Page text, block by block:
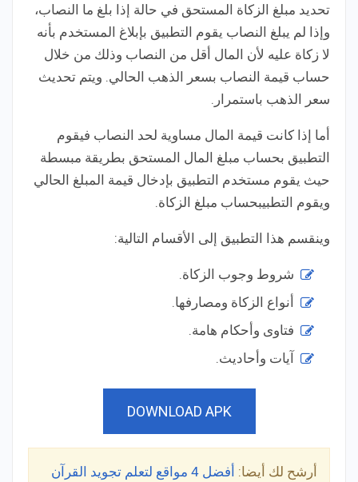
تحديد مبلغ الزكاة المستحق في حالة إذا بلغ ما النصاب،
وإذا لم يبلغ النصاب يقوم التطبيق بإبلاغ المستخدم بأنه
لا زكاة عليه لأن المال أقل من النصاب وذلك من خلال
حساب قيمة النصاب بسعر الذهب الحالي. ويتم تحديث
سعر الذهب باستمرار.
أما إذا كانت قيمة المال مساوية لحد النصاب فيقوم
التطبيق بحساب مبلغ المال المستحق بطريقة مبسطة
حيث يقوم مستخدم التطبيق بإدخال قيمة المبلغ الحالي
ويقوم التطبيبحساب مبلغ الزكاة.
وينقسم هذا التطبيق إلى الأقسام التالية:
شروط وجوب الزكاة.
أنواع الزكاة ومصارفها.
فتاوى وأحكام هامة.
آيات وأحاديث.
DOWNLOAD APK
أرشح لك أيضا:
أفضل 4 مواقع لتعلم تجويد القرآن